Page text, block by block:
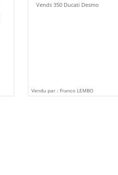
Vends 350 Ducati Desmo
Vendu par : Franco LEMBO